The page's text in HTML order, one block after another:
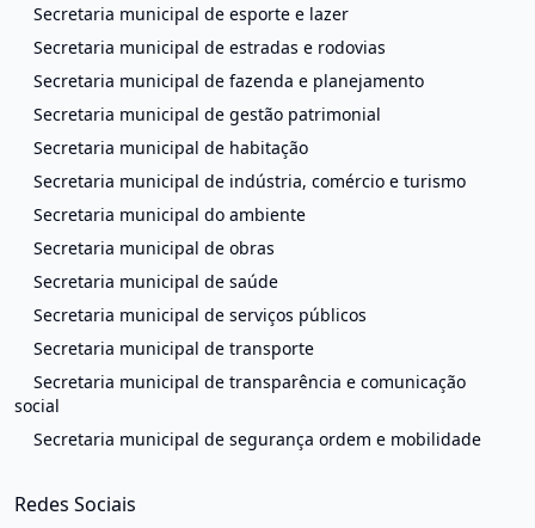
Secretaria municipal de esporte e lazer
Secretaria municipal de estradas e rodovias
Secretaria municipal de fazenda e planejamento
Secretaria municipal de gestão patrimonial
Secretaria municipal de habitação
Secretaria municipal de indústria, comércio e turismo
Secretaria municipal do ambiente
Secretaria municipal de obras
Secretaria municipal de saúde
Secretaria municipal de serviços públicos
Secretaria municipal de transporte
Secretaria municipal de transparência e comunicação
social
Secretaria municipal de segurança ordem e mobilidade
Redes Sociais